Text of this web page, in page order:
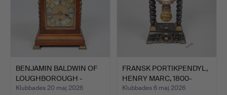
BENJAMIN BALDWIN OF
LOUGHBOROUGH -
VIKTORI…
Klubbades 20 maj 2026
FRANSK PORTIKPENDYL,
HENRY MARC, 1800-
TALE…
Klubbades 6 maj 2026